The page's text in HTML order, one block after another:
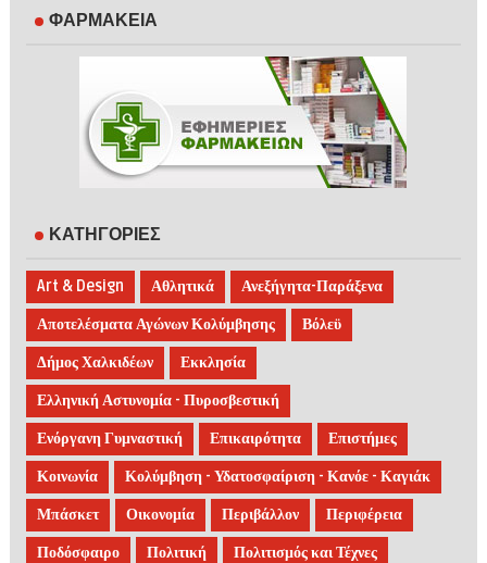
ΦΑΡΜΑΚΕΙΑ
ΚΑΤΗΓΟΡΙΕΣ
Art & Design Αθλητικά Ανεξήγητα-Παράξενα
Αποτελέσματα Αγώνων Κολύμβησης Βόλεϋ
Δήμος Χαλκιδέων Εκκλησία
Ελληνική Αστυνομία - Πυροσβεστική
Ενόργανη Γυμναστική Επικαιρότητα Επιστήμες
Κοινωνία Κολύμβηση - Υδατοσφαίριση - Κανόε - Καγιάκ
Μπάσκετ Οικονομία Περιβάλλον Περιφέρεια
Ποδόσφαιρο Πολιτική Πολιτισμός και Τέχνες